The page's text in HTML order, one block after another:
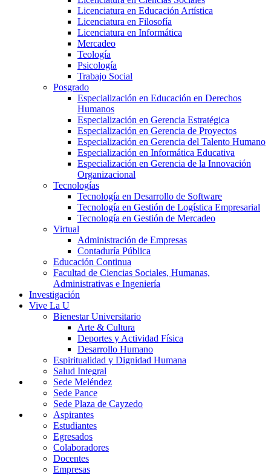
Licenciatura en Educación Artística
Licenciatura en Filosofía
Licenciatura en Informática
Mercadeo
Teología
Psicología
Trabajo Social
Posgrado
Especialización en Educación en Derechos
Humanos
Especialización en Gerencia Estratégica
Especialización en Gerencia de Proyectos
Especialización en Gerencia del Talento Humano
Especialización en Informática Educativa
Especialización en Gerencia de la Innovación
Organizacional
Tecnologías
Tecnología en Desarrollo de Software
Tecnología en Gestión de Logística Empresarial
Tecnología en Gestión de Mercadeo
Virtual
Administración de Empresas
Contaduría Pública
Educación Continua
Facultad de Ciencias Sociales, Humanas,
Administrativas e Ingeniería
Investigación
Vive La U
Bienestar Universitario
Arte & Cultura
Deportes y Actividad Física
Desarrollo Humano
Espiritualidad y Dignidad Humana
Salud Integral
Sede Meléndez
Sede Pance
Sede Plaza de Cayzedo
Aspirantes
Estudiantes
Egresados
Colaboradores
Docentes
Empresas